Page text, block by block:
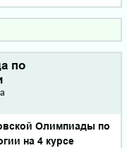
по
Олимпиады по
на 4 курсе